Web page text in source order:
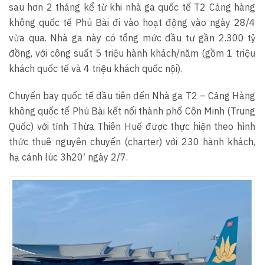
sau hơn 2 tháng kể từ khi nhà ga quốc tế T2 Cảng hàng
không quốc tế Phú Bài đi vào hoạt động vào ngày 28/4
vừa qua. Nhà ga này có tổng mức đầu tư gần 2.300 tỷ
đồng, với công suất 5 triệu hành khách/năm (gồm 1 triệu
khách quốc tế và 4 triệu khách quốc nội).
Chuyến bay quốc tế đầu tiên đến Nhà ga T2 – Cảng Hàng
không quốc tế Phú Bài kết nối thành phố Côn Minh (Trung
Quốc) với tỉnh Thừa Thiên Huế được thực hiện theo hình
thức thuê nguyên chuyến (charter) với 230 hành khách,
hạ cánh lúc 3h20′ ngày 2/7.